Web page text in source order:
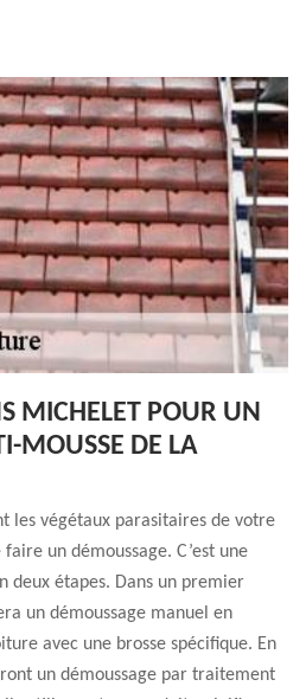
MICHELET POUR UN
MOUSSE DE LA
les végétaux parasitaires de votre
un démoussage. C’est une
deux étapes. Dans un premier
un démoussage manuel en
avec une brosse spécifique. En
un démoussage par traitement